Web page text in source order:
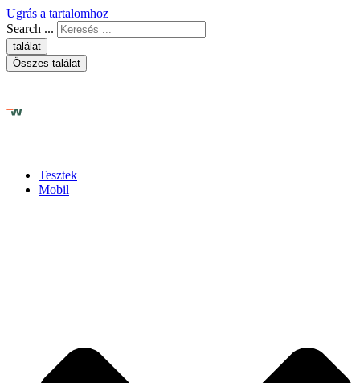
Ugrás a tartalomhoz
Search ...
találat
Összes találat
Tesztek
Mobil